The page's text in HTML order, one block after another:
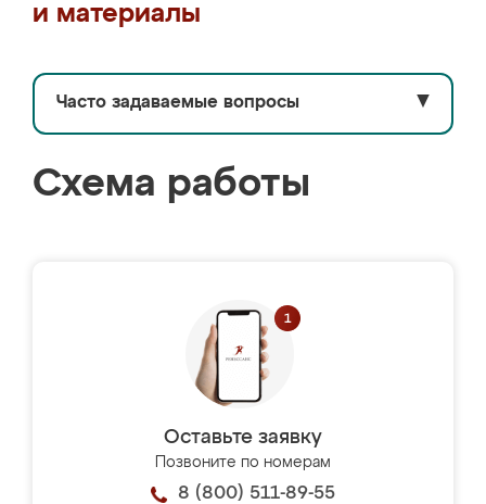
и материалы
Часто задаваемые вопросы ▼
Схема работы
Оставьте заявку
Позвоните по номерам
8 (800) 511-89-55